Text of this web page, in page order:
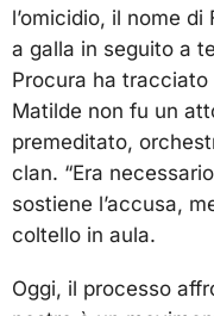
l’omicidio, il nome
a galla in seguito a
Procura ha tracciato
Matilde non fu un
premeditato,
clan. “Era
sostiene l’accusa,
coltello in aula.
Oggi, il processo